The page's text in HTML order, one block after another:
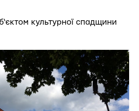
культурної спадщини